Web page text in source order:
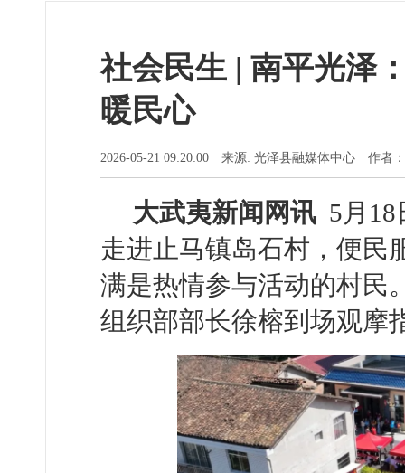
社会民生 | 南平光泽
暖民心
2026-05-21 09:20:00 来源: 光泽县融媒体中心 作者
大武夷新闻网讯 5月
走进止马镇岛石村，便民
满是热情参与活动的村民
组织部部长徐榕到场观摩